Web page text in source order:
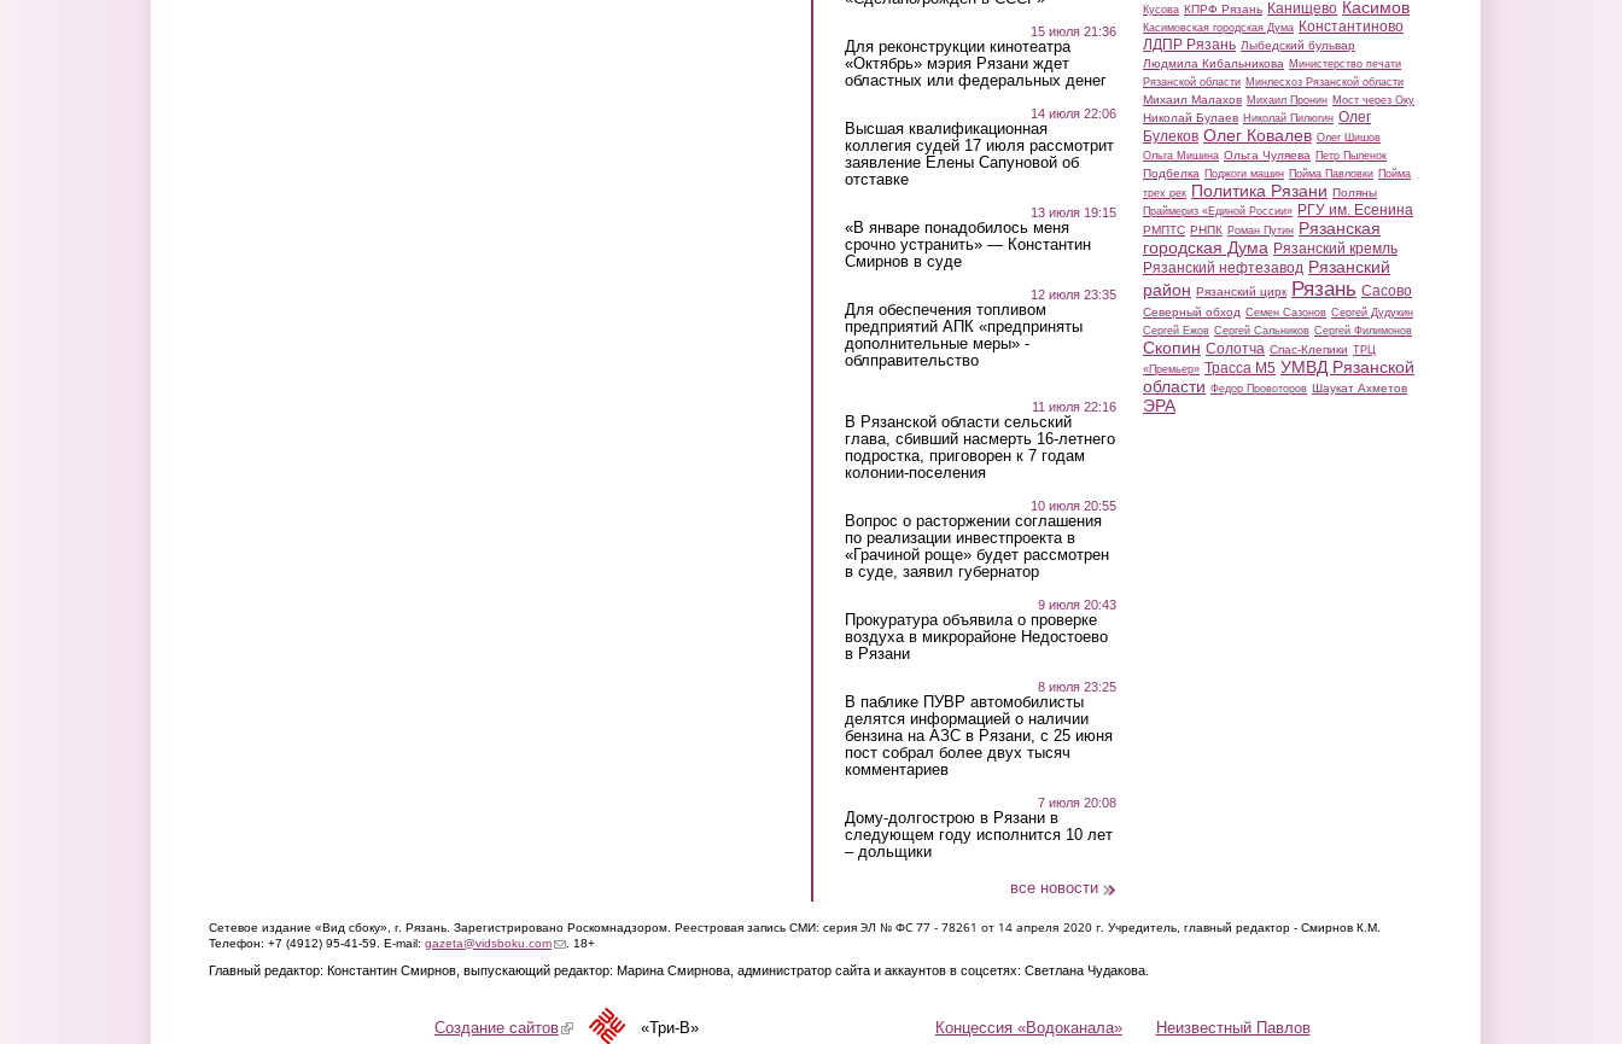
15 июля 21:36
Для реконструкции кинотеатра
«Октябрь» мэрия Рязани ждет
областных или федеральных денег
14 июля 22:06
Высшая квалификационная
коллегия судей 17 июля рассмотрит
заявление Елены Сапуновой об
отставке
13 июля 19:15
«В январе понадобилось меня
срочно устранить» — Константин
Смирнов в суде
12 июля 23:35
Для обеспечения топливом
предприятий АПК «предприняты
дополнительные меры» -
облправительство
11 июля 22:16
В Рязанской области сельский
глава, сбивший насмерть 16-летнего
подростка, приговорен к 7 годам
колонии-поселения
10 июля 20:55
Вопрос о расторжении соглашения
по реализации инвестпроекта в
«Грачиной роще» будет рассмотрен
в суде, заявил губернатор
9 июля 20:43
Прокуратура объявила о проверке
воздуха в микрорайоне Недостоево
в Рязани
8 июля 23:25
В паблике ПУВР автомобилисты
делятся информацией о наличии
бензина на АЗС в Рязани, с 25 июня
пост собрал более двух тысяч
комментариев
7 июля 20:08
Дому-долгострою в Рязани в
следующем году исполнится 10 лет
– дольщики
все новости
Кусова КПРФ Рязань Канищево Касимов
Касимовская городская Дума Константиново
ЛДПР Рязань Лыбедский бульвар
Людмила Кибальникова Министерство печати
Рязанской области Минлесхоз Рязанской области
Михаил Малахов Михаил Пронин Мост через Оку
Николай Булаев Николай Пилюгин Олег
Булеков Олег Ковалев Олег Шишов
Ольга Мишина Ольга Чуляева Петр Пыленок
Подбелка Поджоги машин Пойма Павловки Пойма
трех рек Политика Рязани Поляны
Праймериз «Единой России» РГУ им. Есенина
РМПТС РНПК Роман Путин Рязанская
городская Дума Рязанский кремль
Рязанский нефтезавод Рязанский
район Рязанский цирк Рязань Сасово
Северный обход Семен Сазонов Сергей Дудукин
Сергей Ежов Сергей Сальников Сергей Филимонов
Скопин Солотча Спас-Клепики ТРЦ
«Премьер» Трасса М5 УМВД Рязанской
области Федор Провоторов Шаукат Ахметов
ЭРА
Сетевое издание «Вид сбоку», г. Рязань. Зарегистрировано Роскомнадзором. Реестровая запись СМИ: серия ЭЛ № ФС 77 - 78261 от 14 апреля 2020 г. Учредитель, главный редактор - Смирнов К.М.
Телефон: +7 (4912) 95-41-59. E-mail: gazeta@vidsboku.com(link sends e-mail)
. 18+
Главный редактор: Константин Смирнов, выпускающий редактор: Марина Смирнова, администратор сайта и аккаунтов в соцсетях: Светлана Чудакова.
Концессия «Водоканала» Неизвестный Павлов
Создание сайтов(link is external)«Три-В»